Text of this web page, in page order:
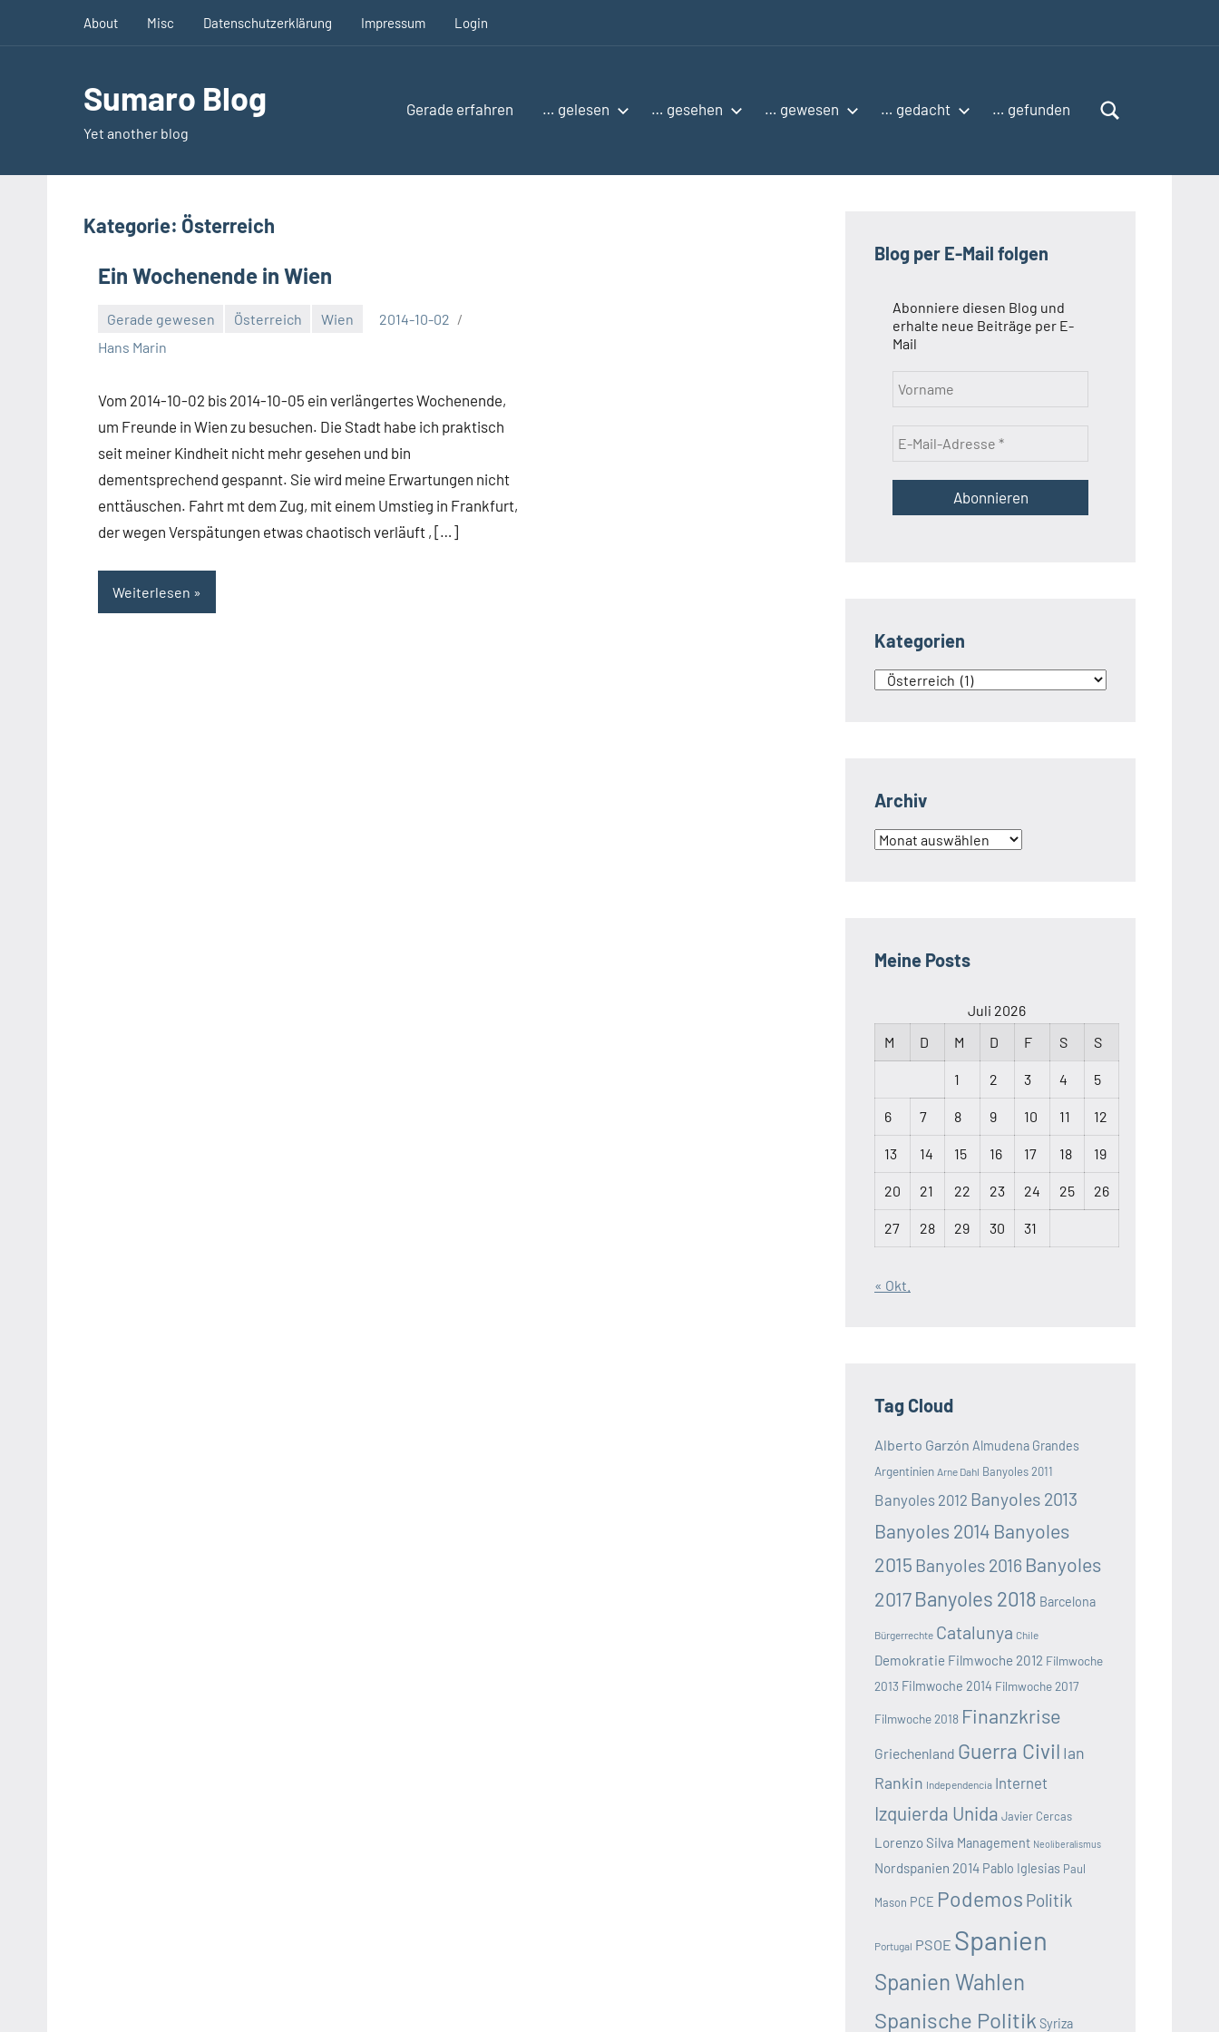
About Misc Datenschutzerklärung Impressum Login
Sumaro Blog
Yet another blog
Gerade erfahren … gelesen … gesehen … gewesen … gedacht … gefunden
Kategorie: Österreich
Ein Wochenende in Wien
Gerade gewesen Österreich Wien
2014-10-02
Hans Marin
Keine
Vom 2014-10-02 bis 2014-10-05 ein verlängertes Wochenende,
um Freunde in Wien zu besuchen. Die Stadt habe ich praktisch
seit meiner Kindheit nicht mehr gesehen und bin
dementsprechend gespannt. Sie wird meine Erwartungen nicht
enttäuschen. Fahrt mt dem Zug, mit einem Umstieg in Frankfurt,
der wegen Verspätungen etwas chaotisch verläuft , […]
Weiterlesen
Blog per E-Mail folgen
Abonniere diesen Blog und
erhalte neue Beiträge per E-
Mail
Kategorien
Kategorien
Archiv
Archiv
Meine Posts
Juli 2026
M
D M D F S S
1 2 3 4 5
6 7 8 9 10 11 12
13 14 15 16 17 18 19
20 21 22 23 24 25 26
27 28 29 30 31
« Okt.
Tag Cloud
Alberto Garzón Almudena Grandes
Argentinien Arne Dahl Banyoles 2011
Banyoles 2012 Banyoles 2013
Banyoles 2014 Banyoles
2015 Banyoles 2016 Banyoles
2017 Banyoles 2018 Barcelona
Bürgerrechte Catalunya Chile
Demokratie Filmwoche 2012 Filmwoche
2013 Filmwoche 2014 Filmwoche 2017
Filmwoche 2018 Finanzkrise
Griechenland Guerra Civil Ian
Rankin Independencia Internet
Izquierda Unida Javier Cercas
Lorenzo Silva Management Neoliberalismus
Nordspanien 2014 Pablo Iglesias Paul
Mason PCE Podemos Politik
Portugal PSOE Spanien
Spanien Wahlen
Spanische Politik Syriza